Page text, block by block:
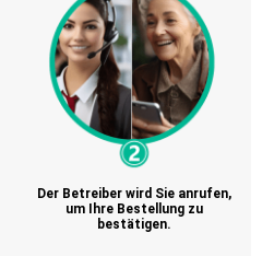
Der Betreiber wird Sie anrufen,
um Ihre Bestellung zu
bestätigen.